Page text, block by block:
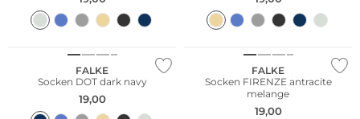
Nachhaltig
FALKE
Socken DOT dark navy
19,00
FALKE
Socken FIRENZE antracite
melange
19,00